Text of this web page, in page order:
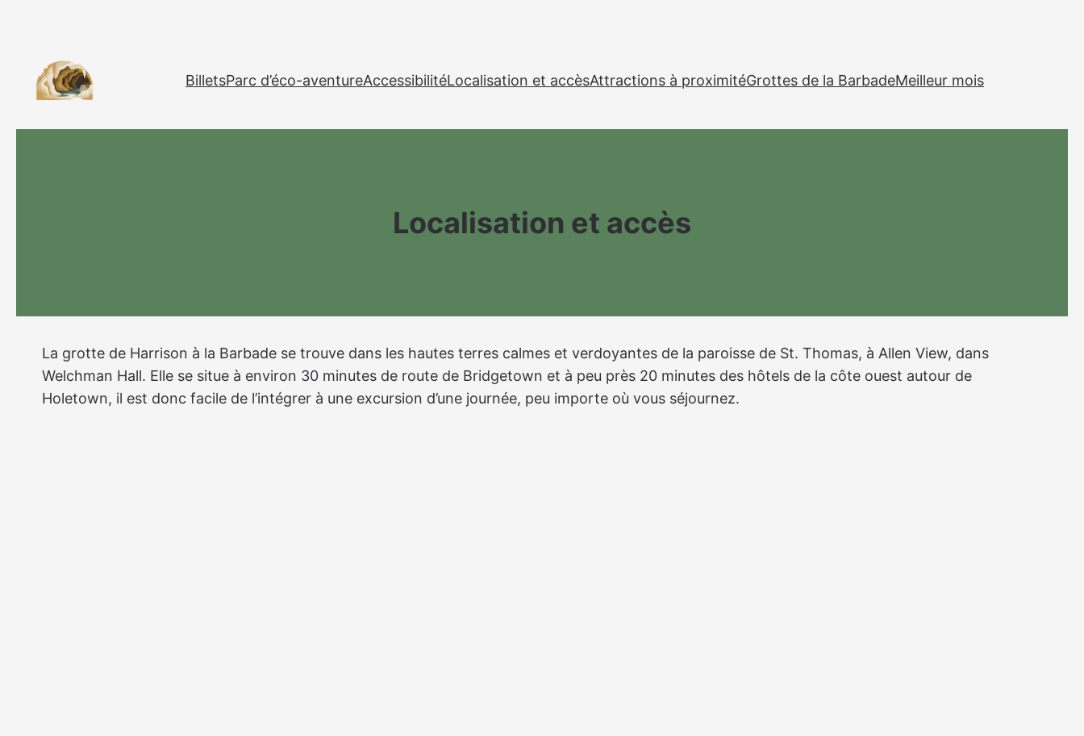
contenu
BilletsParc d’éco-aventureAccessibilitéLocalisation et accèsAttractions à proximitéGrottes de la BarbadeMeilleur mois
Localisation et accès
La grotte de Harrison à la Barbade se trouve dans les hautes terres calmes et verdoyantes de la paroisse de St. Thomas, à Allen View, dans
Welchman Hall. Elle se situe à environ 30 minutes de route de Bridgetown et à peu près 20 minutes des hôtels de la côte ouest autour de
Holetown, il est donc facile de l’intégrer à une excursion d’une journée, peu importe où vous séjournez.